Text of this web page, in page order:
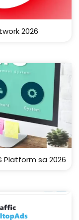
2026
Platform sa 2026